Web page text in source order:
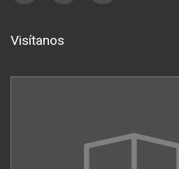
Visítanos